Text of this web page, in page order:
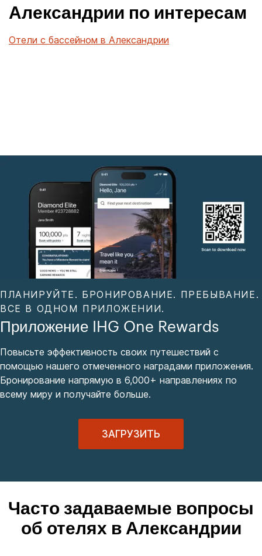
Александрии по интересам
Отели с бассейном в Александрии
ПЛАНИРУЙТЕ. БРОНИРОВАНИЕ. ПРЕБЫВАНИЕ.
ВСЕ В ОДНОМ ПРИЛОЖЕНИИ.
Приложение IHG One Rewards
Повысьте эффективность своих путешествий с
помощью нашего отмеченного наградами приложения.
Бронирование напрямую в 6,000+ направлениях по
всему миру и получайте больше.
ЗАГРУЗИТЬ
Часто задаваемые вопросы
об отелях в Александрии